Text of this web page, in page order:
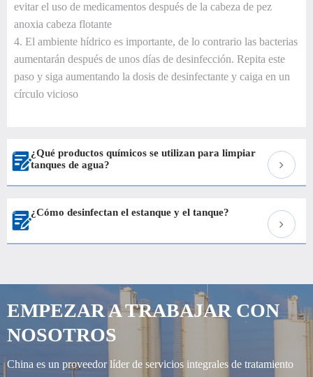
evitar el uso de medicamentos después de la cabeza de pez
anoxia cabeza flotante
4. El ambiente hídrico es importante, de lo contrario las bacterias
aumentarán después de unos días de desinfección. Repita este
paso y siga aumentando la dosis de desinfectante y caiga en un
círculo vicioso
¿Qué productos químicos se utilizan para limpiar
tanques de agua?
¿Cómo desinfectan el estanque y el tanque?
EMPEZAR A TRABAJAR CON
NOSOTROS
China es un proveedor líder de servicios integrales de tratamiento